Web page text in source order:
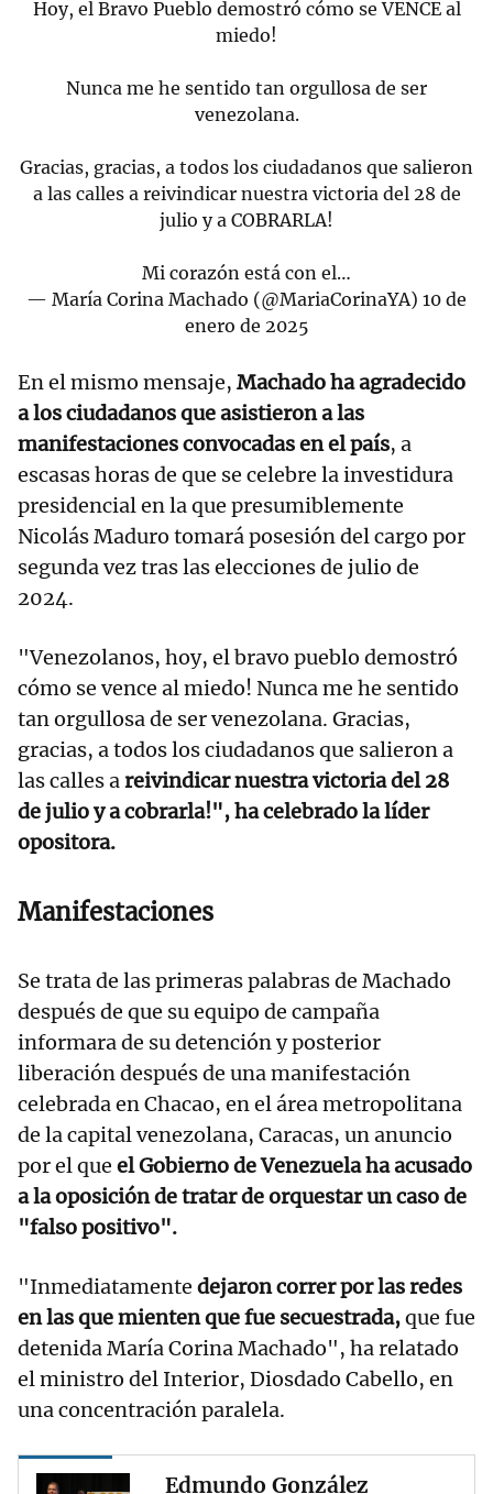
Hoy, el Bravo Pueblo demostró cómo se VENCE al
miedo!
Nunca me he sentido tan orgullosa de ser
venezolana.
Gracias, gracias, a todos los ciudadanos que salieron
a las calles a reivindicar nuestra victoria del 28 de
julio y a COBRARLA!
Mi corazón está con el…
— María Corina Machado (@MariaCorinaYA) 10 de
enero de 2025
En el mismo mensaje, Machado ha agradecido
a los ciudadanos que asistieron a las
manifestaciones convocadas en el país, a
escasas horas de que se celebre la investidura
presidencial en la que presumiblemente
Nicolás Maduro tomará posesión del cargo por
segunda vez tras las elecciones de julio de
2024.
"Venezolanos, hoy, el bravo pueblo demostró
cómo se vence al miedo! Nunca me he sentido
tan orgullosa de ser venezolana. Gracias,
gracias, a todos los ciudadanos que salieron a
las calles areivindicar nuestra victoria del 28
de julio y a cobrarla!", ha celebrado la líder
opositora.
Manifestaciones
Se trata de las primeras palabras de Machado
después de que su equipo de campaña
informara de su detención y posterior
liberación después de una manifestación
celebrada en Chacao, en el área metropolitana
de la capital venezolana, Caracas, un anuncio
por el que el Gobierno de Venezuela ha acusado
a la oposición de tratar de orquestar un caso de
"falso positivo".
"Inmediatamente dejaron correr por las redes
en las que mienten que fue secuestrada,que fue
detenida María Corina Machado", ha relatado
el ministro del Interior, Diosdado Cabello, en
una concentración paralela.
Edmundo González